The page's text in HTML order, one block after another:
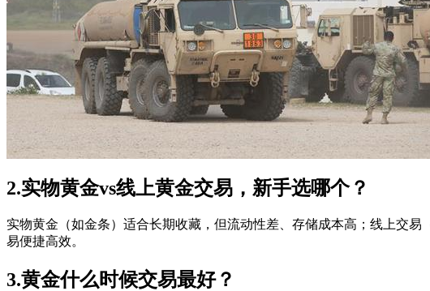
2.实物黄金vs线上黄金交易，新手选哪个？
实物黄金（如金条）适合长期收藏，但流动性差、存储成本高；线上交
易便捷高效。
3.黄金什么时候交易最好？